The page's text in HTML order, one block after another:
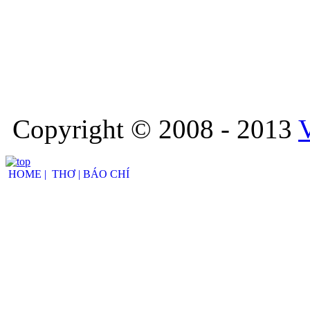
Copyright © 2008 - 2013
HOME | THƠ | BÁO CHÍ